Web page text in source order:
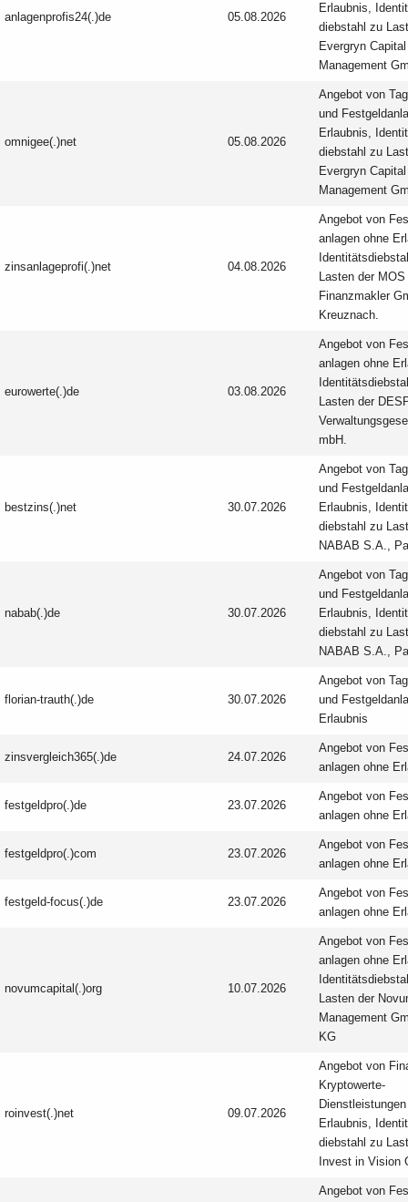
anlagenprofis24(.)de 05.08.2026
Erlaubnis,
diebstahl zu
Evergryn Capital
Management
omnigee(.)net 05.08.2026
Angebot von
und
Erlaubnis,
diebstahl zu
Evergryn Capital
Management
zinsanlageprofi(.)net 04.08.2026
Angebot von
anlagen ohne
Lasten der MOS
Finanzmakler
Kreuznach.
eurowerte(.)de 03.08.2026
Angebot von
anlagen ohne
Lasten der
mbH.
bestzins(.)net 30.07.2026
Angebot von
und
Erlaubnis,
diebstahl zu
NABAB S.A.,
nabab(.)de 30.07.2026
Angebot von
und
Erlaubnis,
diebstahl zu
NABAB S.A.,
florian-trauth(.)de 30.07.2026
Angebot von
und
Erlaubnis
zinsvergleich365(.)de 24.07.2026
Angebot von
anlagen ohne
festgeldpro(.)de 23.07.2026
Angebot von
anlagen ohne
festgeldpro(.)com 23.07.2026
Angebot von
anlagen ohne
festgeld-focus(.)de 23.07.2026
Angebot von
anlagen ohne
novumcapital(.)org 10.07.2026
Angebot von
anlagen ohne
Lasten der
Management
KG
roinvest(.)net 09.07.2026
Angebot von
Kryptowerte-
Erlaubnis,
diebstahl zu
Invest in Vision
Angebot von